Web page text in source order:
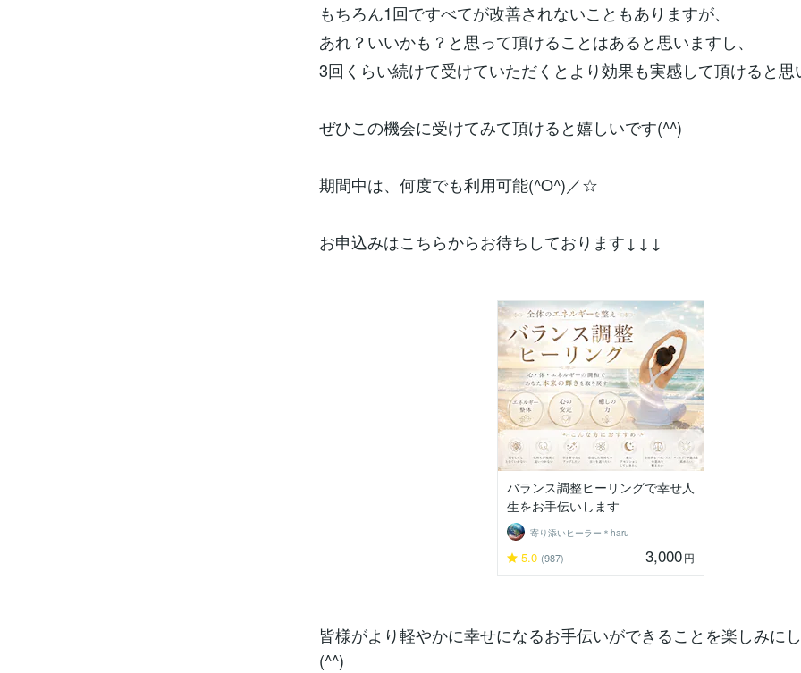
もちろん1回ですべてが改善されないこともありますが、
あれ？いいかも？と思って頂けることはあると思いますし、
3回くらい続けて受けていただくとより効果も実感して頂けると思
ぜひこの機会に受けてみて頂けると嬉しいです(^^)
期間中は、何度でも利用可能(^O^)／☆
お申込みはこちらからお待ちしております↓↓↓
バランス調整ヒーリングで幸せ人
生をお手伝いします
寄り添いヒーラー＊haru
5.0 (987) 3,000円
皆様がより軽やかに幸せになるお手伝いができることを楽しみに
(^^)